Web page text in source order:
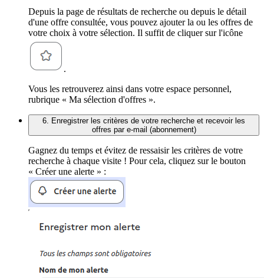
Depuis la page de résultats de recherche ou depuis le détail
d'une offre consultée, vous pouvez ajouter la ou les offres de
votre choix à votre sélection. Il suffit de cliquer sur l'icône
.
Vous les retrouverez ainsi dans votre espace personnel,
rubrique « Ma sélection d'offres ».
6. Enregistrer les critères de votre recherche et recevoir les
offres par e-mail (abonnement)
Gagnez du temps et évitez de ressaisir les critères de votre
recherche à chaque visite ! Pour cela, cliquez sur le bouton
« Créer une alerte » :